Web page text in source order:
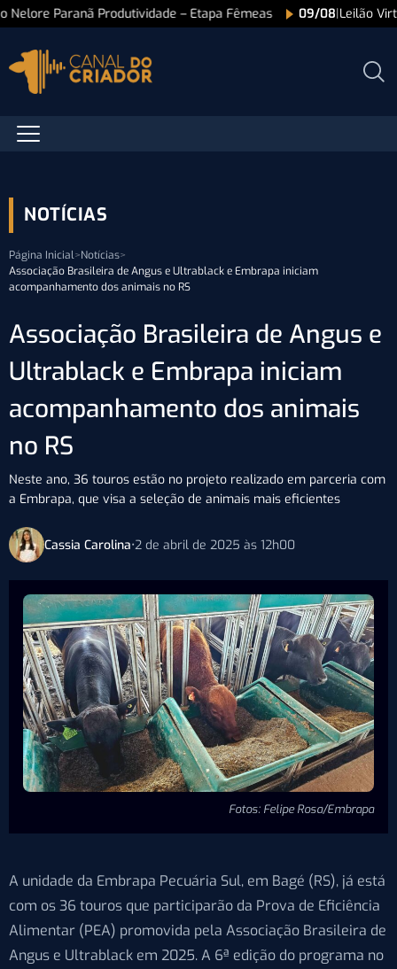
Nelore Paranã Produtividade – Etapa Fêmeas 09/08|Leilão
NOTÍCIAS
Página Inicial>Notícias>
Associação Brasileira de Angus e Ultrablack e Embrapa iniciam
acompanhamento dos animais no RS
Associação Brasileira de Angus e
Ultrablack e Embrapa iniciam
acompanhamento dos animais
no RS
Neste ano, 36 touros estão no projeto realizado em parceria com
a Embrapa, que visa a seleção de animais mais eficientes
Cassia Carolina•2 de abril de 2025 às 12h00
Fotos: Felipe Rosa/Embrapa
A unidade da Embrapa Pecuária Sul, em Bagé (RS), já está
com os 36 touros que participarão da Prova de Eficiência
Alimentar (PEA) promovida pela Associação Brasileira de
Angus e Ultrablack em 2025. A 6ª edição do programa no